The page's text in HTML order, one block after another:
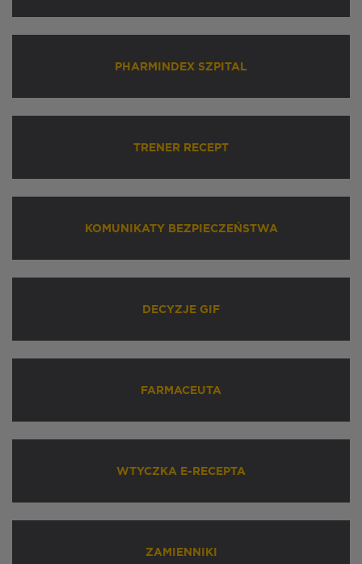
PHARMINDEX SZPITAL
TRENER RECEPT
KOMUNIKATY BEZPIECZEŃSTWA
DECYZJE GIF
FARMACEUTA
WTYCZKA E-RECEPTA
ZAMIENNIKI